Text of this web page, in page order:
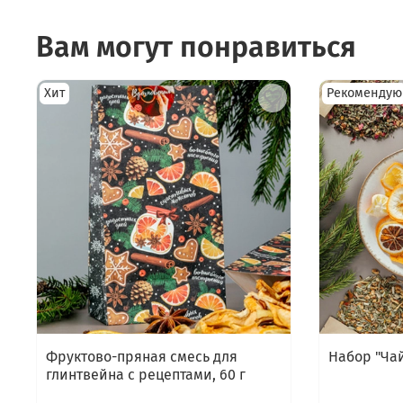
Вам могут понравиться
Хит
Фруктово-пряная смесь для
глинтвейна с рецептами, 60 г
Рекомендую
Набор